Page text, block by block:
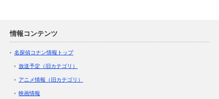
情報コンテンツ
名探偵コナン情報トップ
放送予定（旧カテゴリ）
アニメ情報（旧カテゴリ）
映画情報